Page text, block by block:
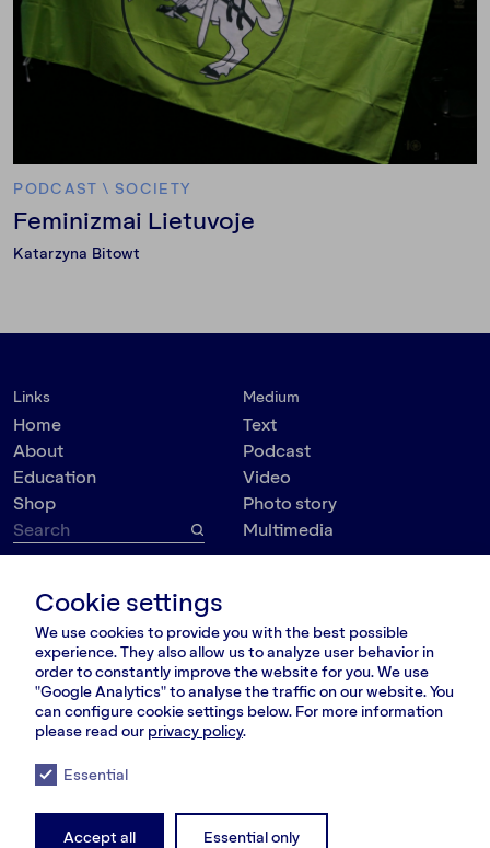
PODCAST \ SOCIETY
Feminizmai Lietuvoje
Katarzyna Bitowt
Links
Home
About
Education
Shop
Medium
Text
Podcast
Video
Photo story
Multimedia
Society
Politics
Culture
Psychology
Personalities
Kauno g. 5-12
Vilnius 03215, Lithuania
nara@nara.lt
FOLLOW US
Cookie settings
We use cookies to provide you with the best possible
experience. They also allow us to analyze user behavior in
order to constantly improve the website for you. We use
"Google Analytics" to analyse the traffic on our website. You
can configure cookie settings below. For more information
please read our privacy policy.
Essential
Accept all Essential only